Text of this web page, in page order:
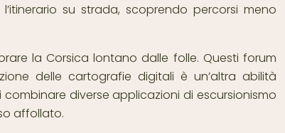
su strada, scoprendo percorsi meno
la Corsica lontano dalle folle. Questi forum
delle cartografie digitali è un’altra abilità
diverse applicazioni di escursionismo
affollato.